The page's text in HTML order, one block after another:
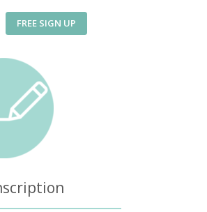
FREE SIGN UP